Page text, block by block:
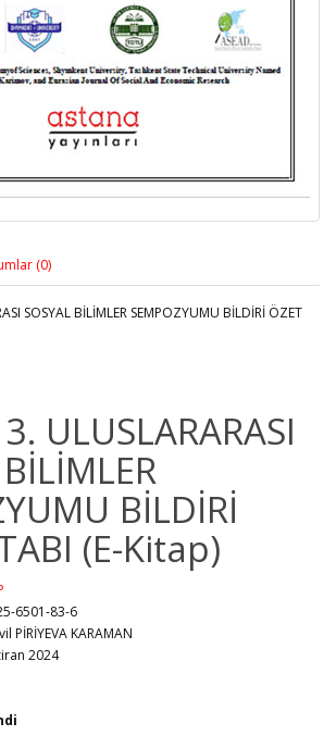
(0)
SOSYAL BİLİMLER SEMPOZYUMU BİLDİRİ ÖZET
ULUSLARARASI
BİLDİRİ
(E-Kitap)
6501-83-6
PİRİYEVA KARAMAN
2024